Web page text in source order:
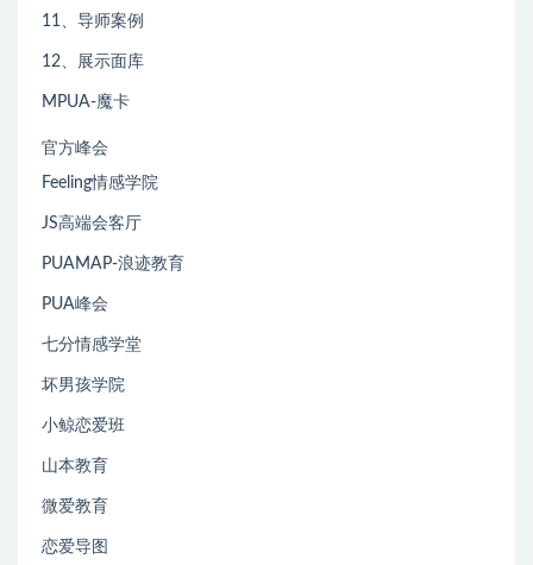
11、导师案例
12、展示面库
MPUA-魔卡
官方峰会
Feeling情感学院
JS高端会客厅
PUAMAP-浪迹教育
PUA峰会
七分情感学堂
坏男孩学院
小鲸恋爱班
山本教育
微爱教育
恋爱导图